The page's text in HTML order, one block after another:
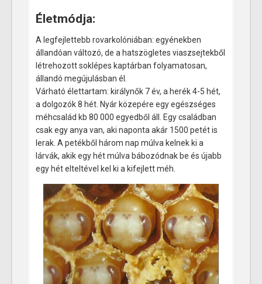
Életmódja:
A legfejlettebb rovarkolóniában: egyénekben
állandóan változó, de a hatszögletes viaszsejtekből
létrehozott soklépes kaptárban folyamatosan,
állandó megújulásban él.
Várható élettartam: királynők 7 év, a herék 4-5 hét,
a dolgozók 8 hét. Nyár közepére egy egészséges
méhcsalád kb 80 000 egyedből áll. Egy családban
csak egy anya van, aki naponta akár 1500 petét is
lerak. A petékből három nap múlva kelnek ki a
lárvák, akik egy hét múlva bábozódnak be és újabb
egy hét elteltével kel ki a kifejlett méh.